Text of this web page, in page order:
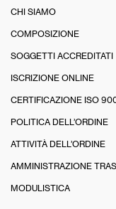
CHI SIAMO
COMPOSIZIONE
SOGGETTI ACCREDITATI
ISCRIZIONE ONLINE
CERTIFICAZIONE ISO
POLITICA DELL’ORDINE
ATTIVITÀ DELL’ORDINE
AMMINISTRAZIONE
MODULISTICA